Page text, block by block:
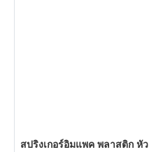
สปริงเกอร์อิมแพค พลาสติก หัว